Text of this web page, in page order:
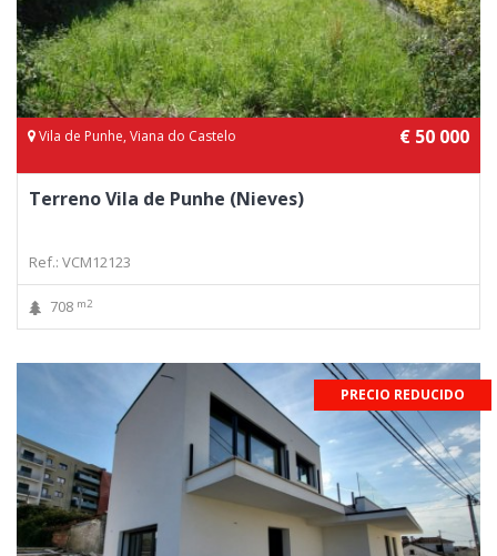
Vila de Punhe, Viana do Castelo € 50 000
Terreno Vila de Punhe (Nieves)
Ref.: VCM12123
708 m2
PRECIO REDUCIDO